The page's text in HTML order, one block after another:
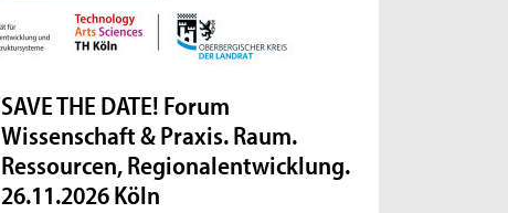
SAVE THE DATE! Forum
Wissenschaft & Praxis. Raum.
Ressourcen, Regionalentwicklung.
26.11.2026 Köln